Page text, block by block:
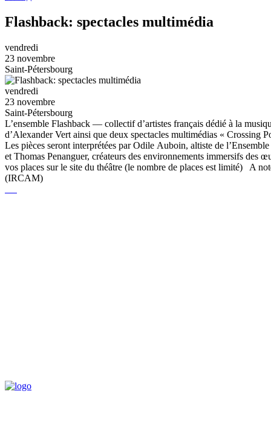
Flashback: spectacles multimédia
vendredi
23 novembre
Saint-Pétersbourg
vendredi
23 novembre
Saint-Pétersbourg
L’ensemble Flashback — collectif d’artistes français dédié à la
d’Alexander Vert ainsi que deux spectacles multimédias « Crossing
Les pièces seront interprétées par Odile Auboin, altiste de
et Thomas Penanguer, créateurs des environnements immersifs des
vos places sur le site du théâtre (le nombre de places est limité) A
(IRCAM)